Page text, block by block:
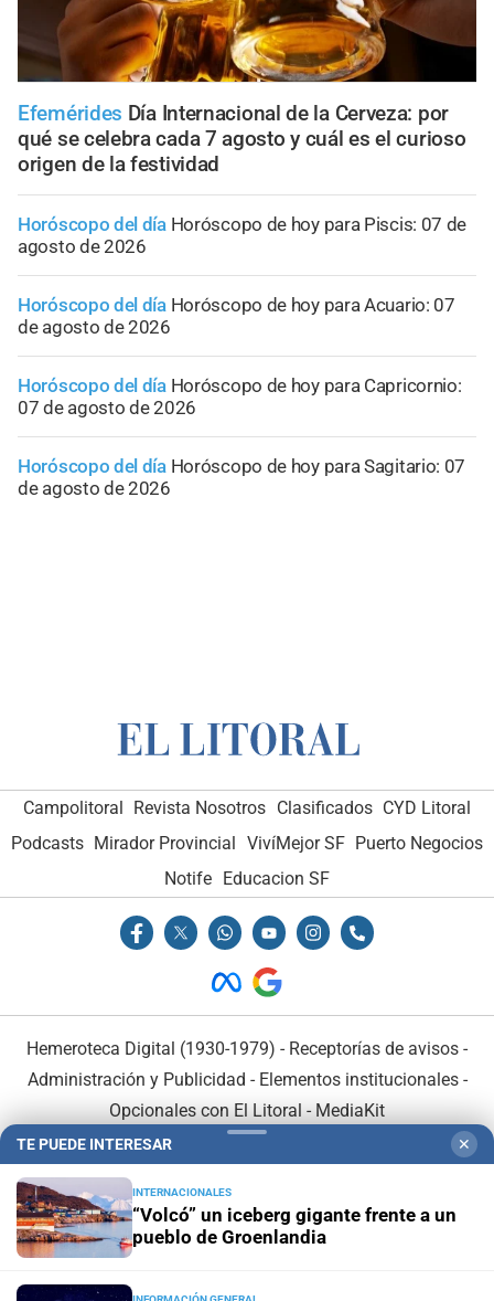
Efemérides Día Internacional de la Cerveza: por
qué se celebra cada 7 agosto y cuál es el curioso
origen de la festividad
Horóscopo del día Horóscopo de hoy para Piscis: 07 de
agosto de 2026
Horóscopo del día Horóscopo de hoy para Acuario: 07
de agosto de 2026
Horóscopo del día Horóscopo de hoy para Capricornio:
07 de agosto de 2026
Horóscopo del día Horóscopo de hoy para Sagitario: 07
de agosto de 2026
Campolitoral Revista Nosotros Clasificados CYD Litoral
Podcasts Mirador Provincial VivíMejor SF Puerto Negocios
Notife
Educacion SF
Hemeroteca Digital (1930-1979) - Receptorías de avisos -
Administración y Publicidad - Elementos institucionales-
Opcionales con El Litoral - MediaKit
TE PUEDE INTERESAR ✕
INTERNACIONALES
“Volcó” un iceberg gigante frente a un
pueblo de Groenlandia